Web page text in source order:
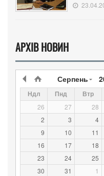
АРХІВ НОВИН
Серпень
Ндл Пнд Втр
26 27 28
2
3 4
9
10 11
16
17 18
23
24 25
30
31 1